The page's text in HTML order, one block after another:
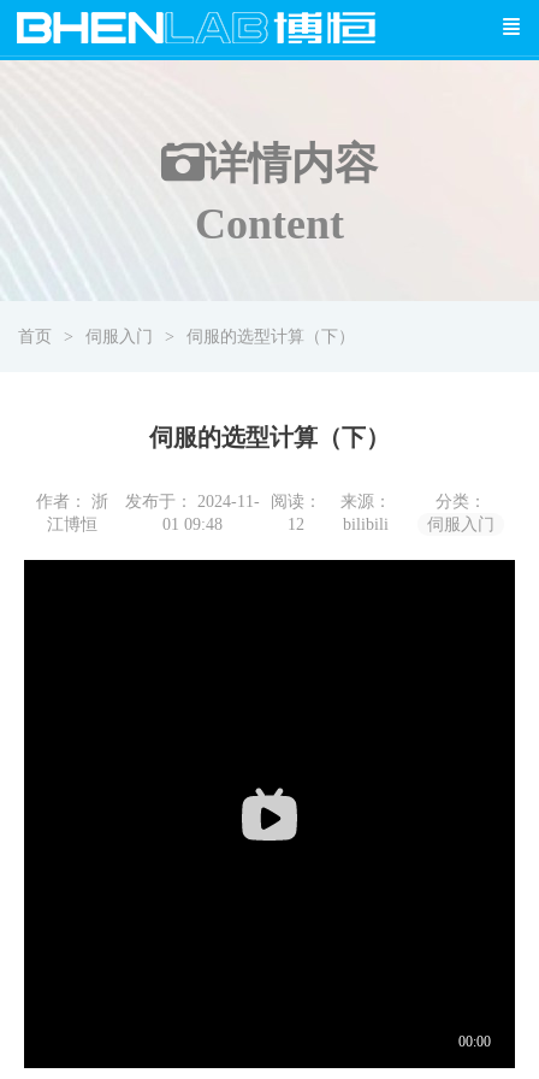
详情内容
Content
首页 伺服入门 伺服的选型计算（下）
伺服的选型计算（下）
作者： 浙
江博恒
发布于： 2024-11-
01 09:48
阅读：
12
来源：
bilibili
分类：
伺服入门